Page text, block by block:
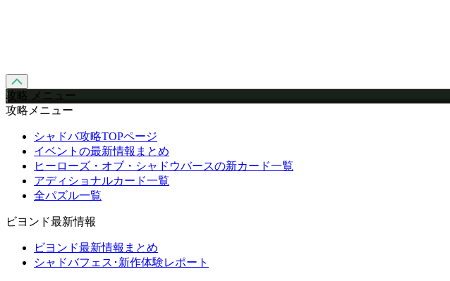
攻略 メニュー
攻略メニュー
シャドバ攻略TOPページ
イベントの最新情報まとめ
ヒーローズ・オブ・シャドウバースの新カード一覧
アディショナルカード一覧
全パズル一覧
ビヨンド最新情報
ビヨンド最新情報まとめ
シャドバフェス･新作体験レポート